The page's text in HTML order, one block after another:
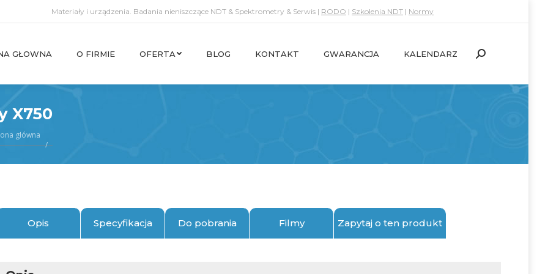
Materiały i urządzenia. Badania nieniszczące NDT & Spektrometry & Serwis | RODO | Szkolenia NDT | Normy
GŁOWNA O FIRMIE OFERTA BLOG KONTAKT GWARANCJA KALENDARZ Search:
X750
główna
Opis Specyfikacja Do pobrania Filmy Zapytaj o ten produkt